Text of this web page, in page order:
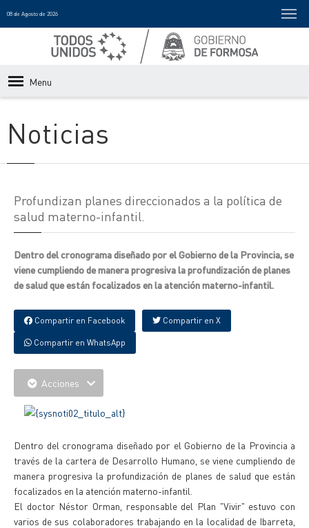
08 de Agosto de 2026
Menu
Noticias
Profundizan planes direccionados a la política de
salud materno-infantil.
Dentro del cronograma diseñado por el Gobierno de la Provincia, se
viene cumpliendo de manera progresiva la profundización de planes
de salud que están focalizados en la atención materno-infantil.
Compartir en Facebook Compartir en X
Compartir en WhatsApp
Acciones
Dentro del cronograma diseñado por el Gobierno de la Provincia a
través de la cartera de Desarrollo Humano, se viene cumpliendo de
manera progresiva la profundización de planes de salud que están
focalizados en la atención materno-infantil.
El doctor Néstor Orman, responsable del Plan "Vivir" estuvo con
varios de sus colaboradores trabajando en la localidad de Ibarreta,